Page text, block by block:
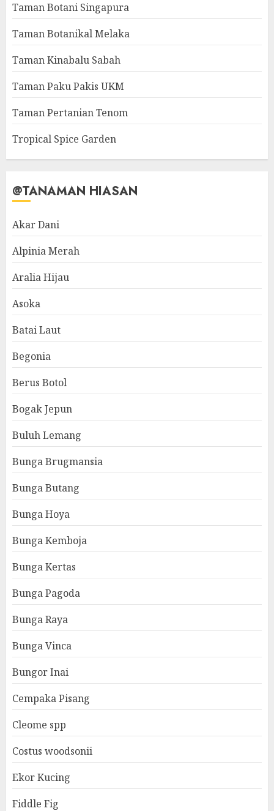
Taman Botani Singapura
Taman Botanikal Melaka
Taman Kinabalu Sabah
Taman Paku Pakis UKM
Taman Pertanian Tenom
Tropical Spice Garden
@TANAMAN HIASAN
Akar Dani
Alpinia Merah
Aralia Hijau
Asoka
Batai Laut
Begonia
Berus Botol
Bogak Jepun
Buluh Lemang
Bunga Brugmansia
Bunga Butang
Bunga Hoya
Bunga Kemboja
Bunga Kertas
Bunga Pagoda
Bunga Raya
Bunga Vinca
Bungor Inai
Cempaka Pisang
Cleome spp
Costus woodsonii
Ekor Kucing
Fiddle Fig